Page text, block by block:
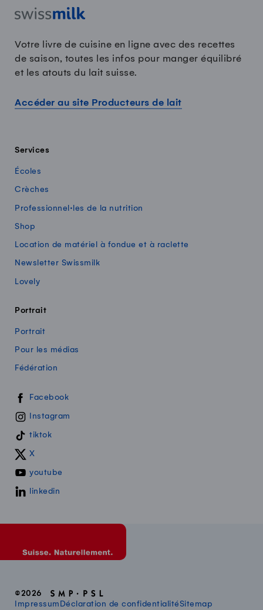
Votre livre de cuisine en ligne avec des recettes
de saison, toutes les infos pour manger équilibré
et les atouts du lait suisse.
Accéder au site Producteurs de lait
Services
Écoles
Crèches
Professionnel·les de la nutrition
Shop
Location de matériel à fondue et à raclette
Newsletter Swissmilk
Lovely
Portrait
Portrait
Pour les médias
Fédération
Swissmilk sur les réseaux sociaux
Facebook
Instagram
tiktok
X
youtube
linkedin
©2026
Impressum Déclaration de confidentialitéSitemap